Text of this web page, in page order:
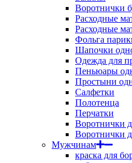
Воротнички
Расходные
Расходные
Фольга
Шапочки
Одежда для
Пеньюары
Простыни
Салфетки
Полотенца
Перчатки
Воротнички
Воротнички
Мужчинам
краска для